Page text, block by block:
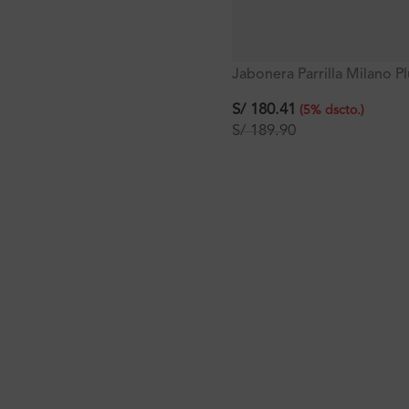
Jabonera Parrilla Milano
S/ 180.41 (5% dscto.)
S/ 189.90